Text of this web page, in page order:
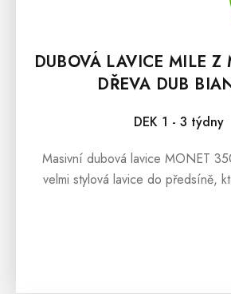
DUBOVÁ LAVICE MILE
DŘEVA DUB
DEK 1 - 3 týdny
Masivní dubová lavice MONET
velmi stylová lavice do předsíně,
voskem a olejem německé